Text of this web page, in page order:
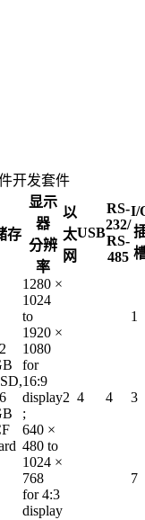
开发套件
存
显示
器
分辨
率
以
太
网
USB
RS-
232/
RS-
485
I/
1280 ×
1024
to
1920 ×
1080
for
16:9
display
;
640 ×
480 to
1024 ×
768
for 4:3
display
2 4 4
1
3
7